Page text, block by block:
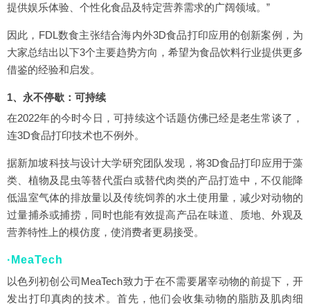
提供娱乐体验、个性化食品及特定营养需求的广阔领域。”
因此，FDL数食主张结合海内外3D食品打印应用的创新案例，为
大家总结出以下3个主要趋势方向，希望为食品饮料行业提供更多
借鉴的经验和启发。
1、永不停歇：可持续
在2022年的今时今日，可持续这个话题仿佛已经是老生常谈了，
连3D食品打印技术也不例外。
据新加坡科技与设计大学研究团队发现，将3D食品打印应用于藻
类、植物及昆虫等替代蛋白或替代肉类的产品打造中，不仅能降
低温室气体的排放量以及传统饲养的水土使用量，减少对动物的
过量捕杀或捕捞，同时也能有效提高产品在味道、质地、外观及
营养特性上的模仿度，使消费者更易接受。
·MeaTech
以色列初创公司MeaTech致力于在不需要屠宰动物的前提下，开
发出打印真肉的技术。首先，他们会收集动物的脂肪及肌肉细